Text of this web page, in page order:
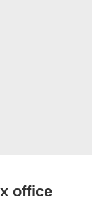
office